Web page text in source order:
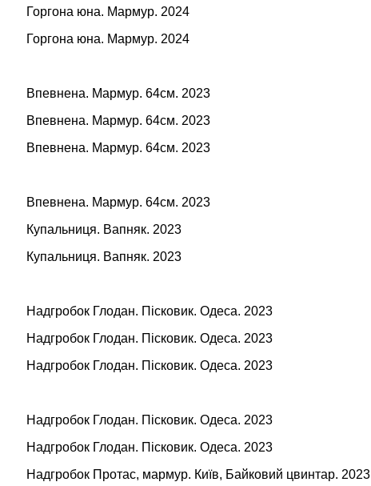
Горгона юна. Мармур. 2024
Горгона юна. Мармур. 2024
Впевнена. Мармур. 64см. 2023
Впевнена. Мармур. 64см. 2023
Впевнена. Мармур. 64см. 2023
Впевнена. Мармур. 64см. 2023
Купальниця. Вапняк. 2023
Купальниця. Вапняк. 2023
Надгробок Глодан. Пісковик. Одеса. 2023
Надгробок Глодан. Пісковик. Одеса. 2023
Надгробок Глодан. Пісковик. Одеса. 2023
Надгробок Глодан. Пісковик. Одеса. 2023
Надгробок Глодан. Пісковик. Одеса. 2023
Надгробок Протас, мармур. Київ, Байковий цвинтар. 2023